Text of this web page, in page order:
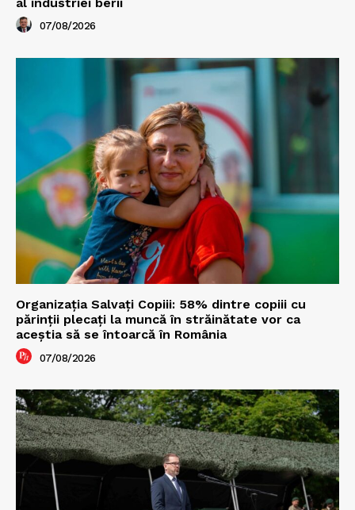
07/08/2026
Organizația Salvați Copiii: 58% dintre copiii cu
părinții plecați la muncă în străinătate vor ca
aceștia să se întoarcă în România
07/08/2026